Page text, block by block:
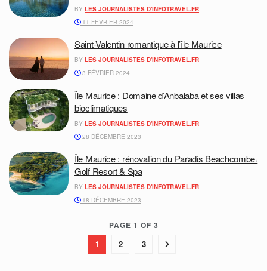
BY LES JOURNALISTES D'INFOTRAVEL.FR
11 FÉVRIER 2024
Saint-Valentin romantique à l’île Maurice
BY LES JOURNALISTES D'INFOTRAVEL.FR
3 FÉVRIER 2024
Île Maurice : Domaine d’Anbalaba et ses villas
bioclimatiques
BY LES JOURNALISTES D'INFOTRAVEL.FR
28 DÉCEMBRE 2023
Île Maurice : rénovation du Paradis Beachcomber
Golf Resort & Spa
BY LES JOURNALISTES D'INFOTRAVEL.FR
18 DÉCEMBRE 2023
PAGE 1 OF 3
1 2 3